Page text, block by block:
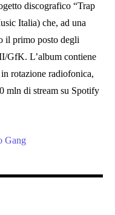
discografico “Trap
Italia) che, ad una
il primo posto degli
GfK. L’album contiene
rotazione radiofonica,
mln di stream su Spotify
Gang